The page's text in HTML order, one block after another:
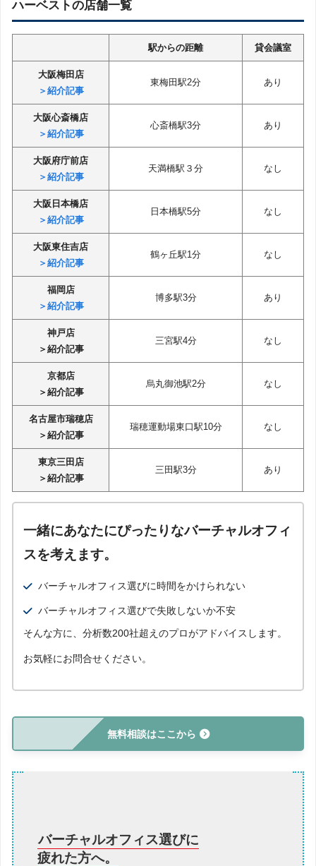
ハーベストの店舗一覧
駅からの距離 貸会議室
大阪梅田店
＞紹介記事
東梅田駅2分 あり
大阪心斎橋店
＞紹介記事
心斎橋駅3分 あり
大阪府庁前店
＞紹介記事
天満橋駅３分 なし
大阪日本橋店
＞紹介記事
日本橋駅5分 なし
大阪東住吉店
＞紹介記事
鶴ヶ丘駅1分 なし
福岡店
＞紹介記事
博多駅3分 あり
神戸店
＞紹介記事
三宮駅4分 なし
京都店
＞紹介記事
烏丸御池駅2分 なし
名古屋市瑞穂店
＞紹介記事
瑞穂運動場東口駅10分 なし
東京三田店
＞紹介記事
三田駅3分 あり
一緒にあなたにぴったりなバーチャルオフィ
スを考えます。
バーチャルオフィス選びに時間をかけられない
バーチャルオフィス選びで失敗しないか不安
そんな方に、分析数200社超えのプロがアドバイスします。
お気軽にお問合せください。
無料相談はここから
バーチャルオフィス選びに
疲れた方へ。